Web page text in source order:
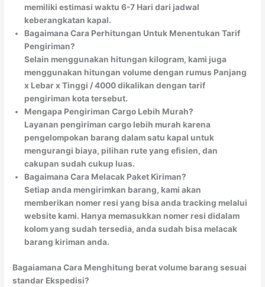
memiliki estimasi waktu 6-7 Hari dari jadwal
keberangkatan kapal.
Bagaimana Cara Perhitungan Untuk Menentukan Tarif
Pengiriman?
Selain menggunakan hitungan kilogram, kami juga
menggunakan hitungan volume dengan rumus Panjang
x Lebar x Tinggi / 4000 dikalikan dengan tarif
pengiriman kota tersebut.
Mengapa Pengiriman Cargo Lebih Murah?
Layanan pengiriman cargo lebih murah karena
pengelompokan barang dalam satu kapal untuk
mengurangi biaya, pilihan rute yang efisien, dan
cakupan sudah cukup luas.
Bagaimana Cara Melacak Paket Kiriman?
Setiap anda mengirimkan barang, kami akan
memberikan nomer resi yang bisa anda tracking melalui
website kami. Hanya memasukkan nomer resi didalam
kolom yang sudah tersedia, anda sudah bisa melacak
barang kiriman anda.
Bagaiamana Cara Menghitung berat volume barang sesuai
standar Ekspedisi?